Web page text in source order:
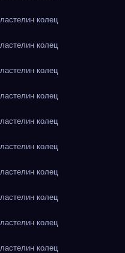
колец
колец
колец
колец
колец
колец
колец
колец
колец
колец